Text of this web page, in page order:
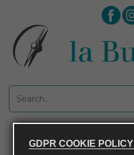
GDPR COOKIE POLICY